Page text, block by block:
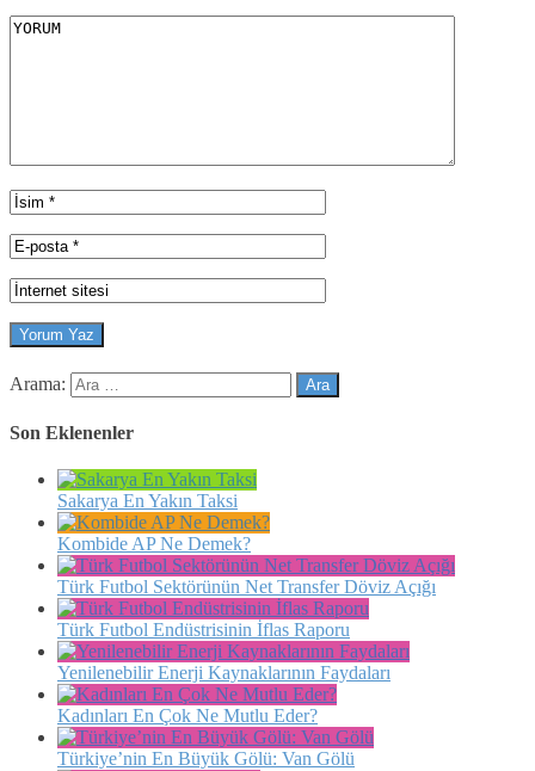
Arama:
Son Eklenenler
Sakarya En Yakın Taksi
Kombide AP Ne Demek?
Türk Futbol Sektörünün Net Transfer Döviz Açığı
Türk Futbol Endüstrisinin İflas Raporu
Yenilenebilir Enerji Kaynaklarının Faydaları
Kadınları En Çok Ne Mutlu Eder?
Türkiye’nin En Büyük Gölü: Van Gölü